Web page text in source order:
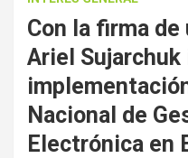
Con la firma
Ariel
Nacional de
Electrónica en